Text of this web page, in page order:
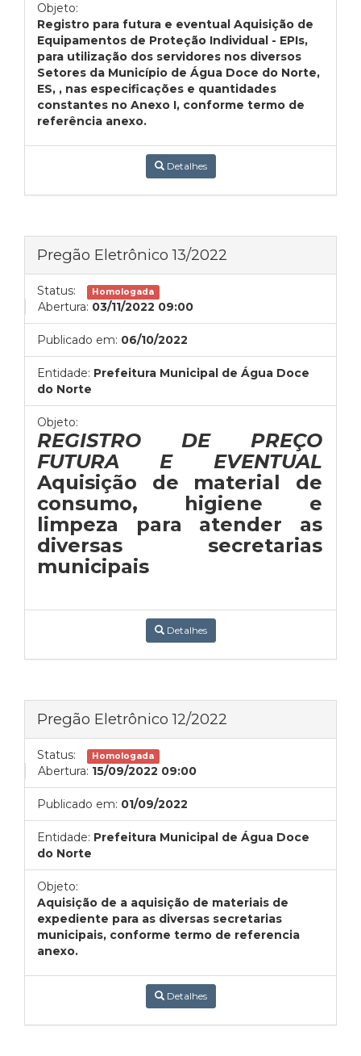
Objeto:
Registro para futura e eventual Aquisição de
Equipamentos de Proteção Individual - EPIs,
para utilização dos servidores nos diversos
Setores da Município de Água Doce do Norte,
ES, , nas especificações e quantidades
constantes no Anexo I, conforme termo de
referência anexo.
Detalhes
Pregão Eletrônico 13/2022
Status: Homologada
Abertura: 03/11/2022 09:00
Publicado em: 06/10/2022
Entidade: Prefeitura Municipal de Água Doce
do Norte
Objeto:
REGISTRO DE PREÇO
FUTURA E EVENTUAL
Aquisição de material de
consumo, higiene e
limpeza para atender as
diversas secretarias
municipais
Detalhes
Pregão Eletrônico 12/2022
Status: Homologada
Abertura: 15/09/2022 09:00
Publicado em: 01/09/2022
Entidade: Prefeitura Municipal de Água Doce
do Norte
Objeto:
Aquisição de a aquisição de materiais de
expediente para as diversas secretarias
municipais, conforme termo de referencia
anexo.
Detalhes